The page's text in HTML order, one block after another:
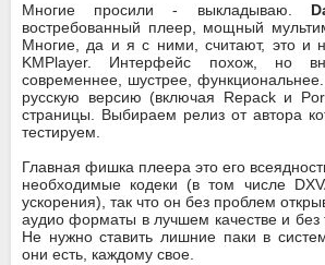
Многие просили - выкладываю.
востребованный плеер, мощный
Многие, да и я с ними, считают, это и
KMPlayer. Интерфейс похож, но
современнее, шустрее,
русскую версию (включая Repack и
страницы. Выбираем релиз от автора
тестируем.
Главная фишка плеера это его
необходимые кодеки (в том числе
ускорения), так что он без проблем
аудио форматы в лучшем качестве и без
Не нужно ставить лишние паки в
они есть, каждому свое.